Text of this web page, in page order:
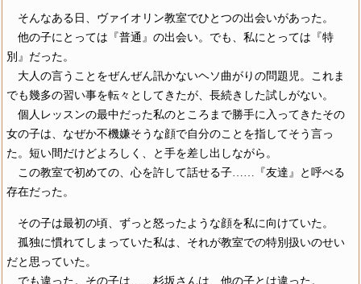
そんなある日、ヴァイオリン教室でひとつの出会いがあった。
他の子にとっては『普通』の出会い。でも、私にとっては『特
別』だった。
大人の言うことをぜんぜん訊かないヘソ曲がりの問題児。これま
でも幾多の習い事を転々としてきたが、長続きした試しがない。
個人レッスンの最中だった私のところまで勝手に入ってきたその
女の子は、なぜか不機嫌そうな顔で自分のことを指してそう言っ
た。短い間だけどよろしく、と手を差し出しながら。
この教室で初めての、心を許して話せる子……『友達』と呼べる
存在だった。
その子は最初の頃、ずっと怒ったような顔を私に向けていた。
孤独に慣れてしまっていた私は、それが教室での特別扱いのせい
だと思っていた。
でも違った。その子は……杉坂さんは、他の子とは違った。